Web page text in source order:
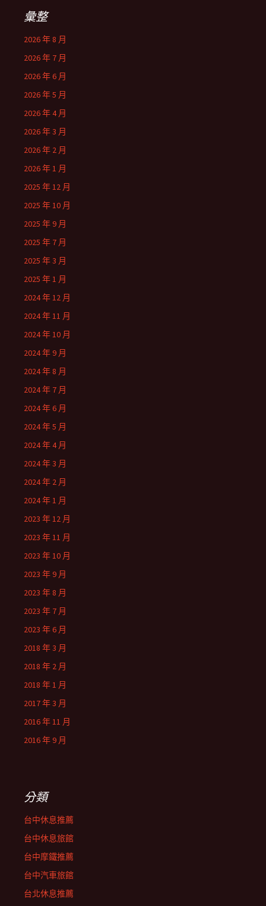
彙整
2026 年 8 月
2026 年 7 月
2026 年 6 月
2026 年 5 月
2026 年 4 月
2026 年 3 月
2026 年 2 月
2026 年 1 月
2025 年 12 月
2025 年 10 月
2025 年 9 月
2025 年 7 月
2025 年 3 月
2025 年 1 月
2024 年 12 月
2024 年 11 月
2024 年 10 月
2024 年 9 月
2024 年 8 月
2024 年 7 月
2024 年 6 月
2024 年 5 月
2024 年 4 月
2024 年 3 月
2024 年 2 月
2024 年 1 月
2023 年 12 月
2023 年 11 月
2023 年 10 月
2023 年 9 月
2023 年 8 月
2023 年 7 月
2023 年 6 月
2018 年 3 月
2018 年 2 月
2018 年 1 月
2017 年 3 月
2016 年 11 月
2016 年 9 月
分類
台中休息推薦
台中休息旅館
台中摩鐵推薦
台中汽車旅館
台北休息推薦